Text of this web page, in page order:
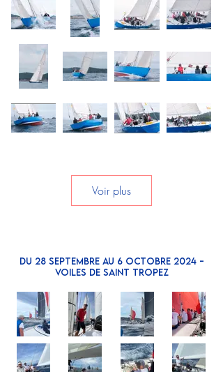
Voir plus
Du 28 septembre au 6 OCTOBRE 2024 -
VOILES DE SAINT TROPEZ